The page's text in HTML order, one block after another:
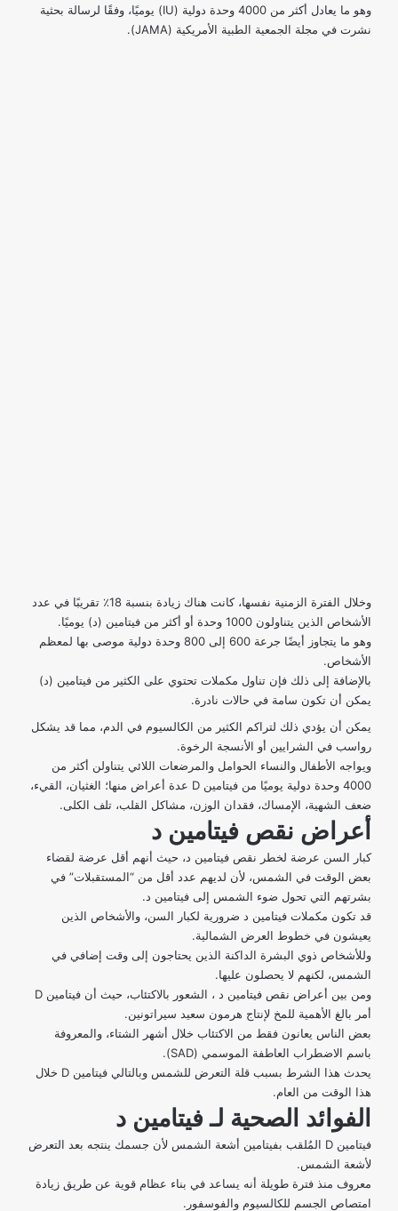
وهو ما يعادل أكثر من 4000 وحدة دولية (IU) يوميًا، وفقًا لرسالة بحثية
نشرت في مجلة الجمعية الطبية الأمريكية (JAMA).
وخلال الفترة الزمنية نفسها، كانت هناك زيادة بنسبة 18٪ تقريبًا في عدد
الأشخاص الذين يتناولون 1000 وحدة أو أكثر من فيتامين (د) يوميًا.
وهو ما يتجاوز أيضًا جرعة 600 إلى 800 وحدة دولية موصى بها لمعظم
الأشخاص.
بالإضافة إلى ذلك فإن تناول مكملات تحتوي على الكثير من فيتامين (د)
يمكن أن تكون سامة في حالات نادرة.
يمكن أن يؤدي ذلك لتراكم الكثير من الكالسيوم في الدم، مما قد يشكل
رواسب في الشرايين أو الأنسجة الرخوة.
ويواجه الأطفال والنساء الحوامل والمرضعات اللائي يتناولن أكثر من
4000 وحدة دولية يوميًا من فيتامين D عدة أعراض منها؛ الغثيان، القيء،
ضعف الشهية، الإمساك، فقدان الوزن، مشاكل القلب، تلف الكلى.
أعراض نقص فيتامين د
كبار السن عرضة لخطر نقص فيتامين د، حيث أنهم أقل عرضة لقضاء
بعض الوقت في الشمس، لأن لديهم عدد أقل من “المستقبلات” في
بشرتهم التي تحول ضوء الشمس إلى فيتامين د.
قد تكون مكملات فيتامين د ضرورية لكبار السن، والأشخاص الذين
يعيشون في خطوط العرض الشمالية.
وللأشخاص ذوي البشرة الداكنة الذين يحتاجون إلى وقت إضافي في
الشمس، لكنهم لا يحصلون عليها.
ومن بين أعراض نقص فيتامين د
، الشعور بالاكتئاب، حيث أن فيتامين D
أمر بالغ الأهمية للمخ لإنتاج هرمون سعيد سيراتونين.
بعض الناس يعانون فقط من الاكتئاب خلال أشهر الشتاء، والمعروفة
باسم الاضطراب العاطفة الموسمي (SAD).
يحدث هذا الشرط بسبب قلة التعرض للشمس وبالتالي فيتامين D خلال
هذا الوقت من العام.
الفوائد الصحية لـ فيتامين د
فيتامين D المُلقب بفيتامين أشعة الشمس لأن جسمك ينتجه بعد التعرض
لأشعة الشمس.
معروف منذ فترة طويلة أنه يساعد في بناء عظام قوية عن طريق زيادة
امتصاص الجسم للكالسيوم والفوسفور.